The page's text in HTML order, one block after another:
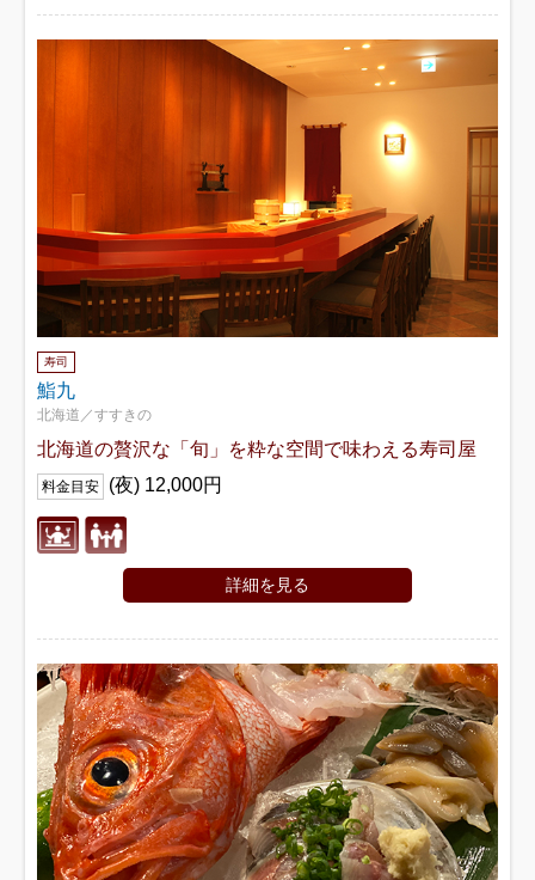
寿司
鮨九
北海道／すすきの
北海道の贅沢な「旬」を粋な空間で味わえる寿司屋
料金目安 (夜) 12,000円
詳細を見る